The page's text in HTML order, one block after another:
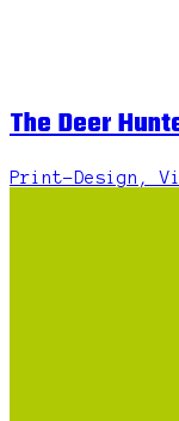
The Deer
Print-Design,